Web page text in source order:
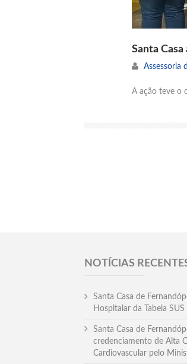
Santa
Assessoria
A ação teve o
NOTÍCIAS
Santa Casa de
Hospitalar da Tabela SUS
Santa Casa de
credenciamento de Alta
Cardiovascular pelo